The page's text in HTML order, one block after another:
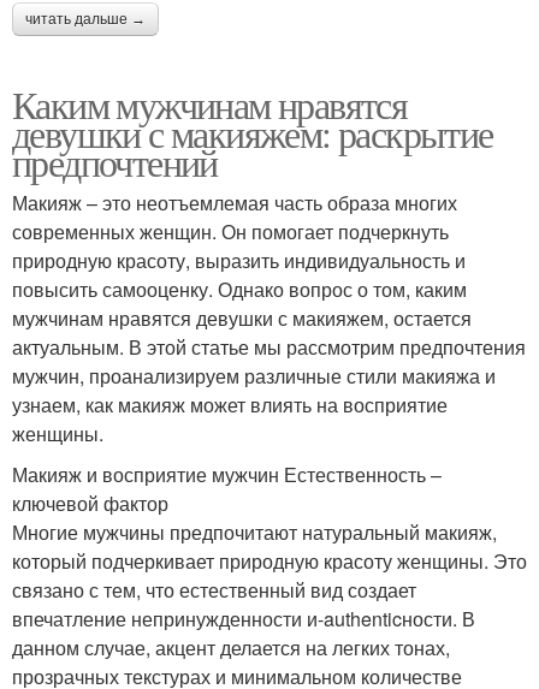
читать дальше →
Каким мужчинам нравятся
девушки с макияжем: раскрытие
предпочтений
Макияж – это неотъемлемая часть образа многих
современных женщин. Он помогает подчеркнуть
природную красоту, выразить индивидуальность и
повысить самооценку. Однако вопрос о том, каким
мужчинам нравятся девушки с макияжем, остается
актуальным. В этой статье мы рассмотрим предпочтения
мужчин, проанализируем различные стили макияжа и
узнаем, как макияж может влиять на восприятие
женщины.
Макияж и восприятие мужчин Естественность –
ключевой фактор
Многие мужчины предпочитают натуральный макияж,
который подчеркивает природную красоту женщины. Это
связано с тем, что естественный вид создает
впечатление непринужденности и-authenticности. В
данном случае, акцент делается на легких тонах,
прозрачных текстурах и минимальном количестве